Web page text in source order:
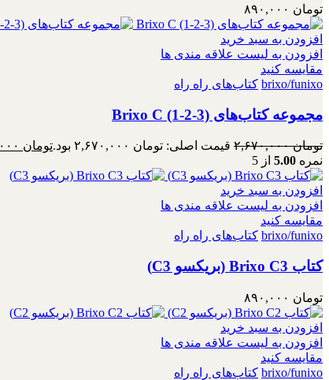
تومان
افزودن به سبد خرید
افزودن به لیست علاقه مندی ها
مقایسه کنید
brixo/funixo کتاب‌های راه راه
مجموعه کتاب‌های Brixo C (1-2-3)
تومان۲,۶۷۰,۰۰۰ قیمت اصلی: تومان ۲,۶۷۰,۰۰۰ بود. تومان
نمره 5.00 از 5
افزودن به سبد خرید
افزودن به لیست علاقه مندی ها
مقایسه کنید
brixo/funixo کتاب‌های راه راه
کتاب Brixo C3 (بریکسو C3)
تومان
افزودن به سبد خرید
افزودن به لیست علاقه مندی ها
مقایسه کنید
brixo/funixo کتاب‌های راه راه